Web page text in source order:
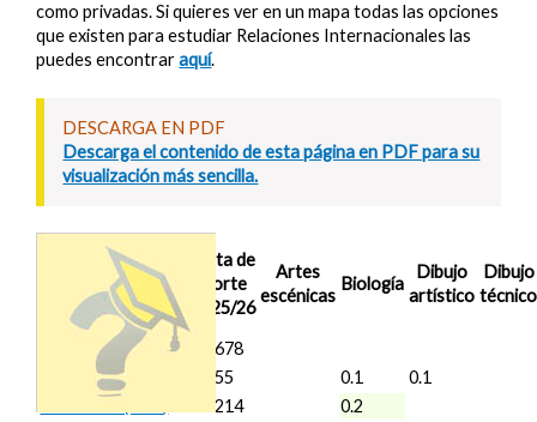
como privadas. Si quieres ver en un mapa todas las opciones
que existen para estudiar Relaciones Internacionales las
puedes encontraraquí.
DESCARGA EN PDF
Descarga el contenido de esta página en PDF para su
visualización más sencilla.
Nota de
Corte
2025/26
Artes
escénicas
Biología
Dibujo
artístico
Dibujo
técnico
A Coruña (UDC)
10.678
Barcelona (UAB)
11.55 0.1
0.1
Barcelona (UPF)
12.214
0.2